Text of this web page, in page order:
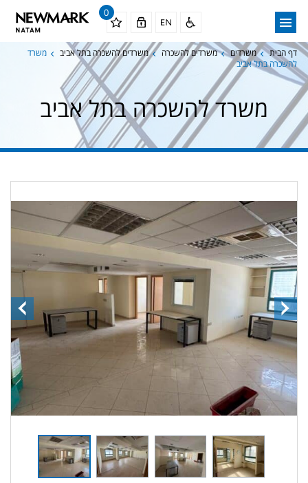
0
דף הבית משרדים משרדים להשכרה משרדים להשכרה בתל אביב
משרד
להשכרה בתל אביב
משרד להשכרה בתל אביב